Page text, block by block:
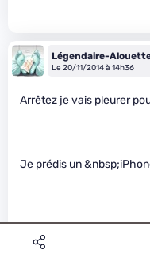
Légendaire-
Le 20/11/2014 à 14h36
Arrêtez je vais pleurer
Je prédis un
droit, mais à quoi ?)